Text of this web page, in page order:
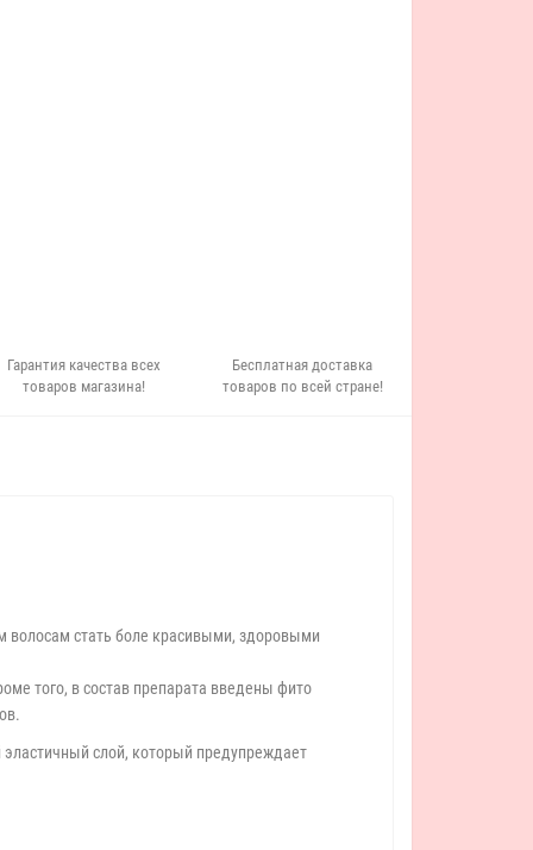
Гарантия качества всех
товаров магазина!
Бесплатная доставка
товаров по всей стране!
волосам стать боле красивыми, здоровыми
того, в состав препарата введены фито
слой, который предупреждает